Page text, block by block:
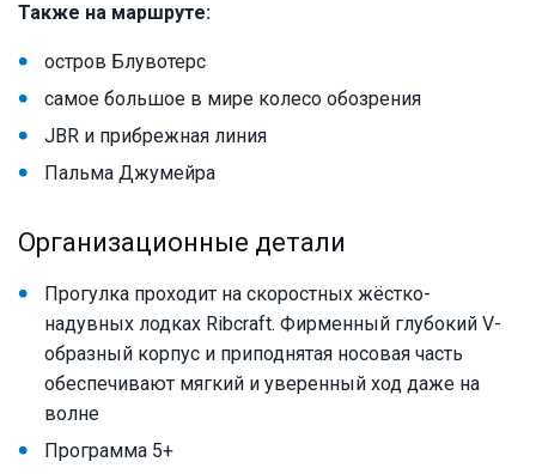
Также на маршруте:
остров Блувотерс
самое большое в мире колесо обозрения
JBR и прибрежная линия
Пальма Джумейра
Организационные детали
Прогулка проходит на скоростных жёстко-
надувных лодках Ribcraft. Фирменный глубокий V-
образный корпус и приподнятая носовая часть
обеспечивают мягкий и уверенный ход даже на
волне
Программа 5+